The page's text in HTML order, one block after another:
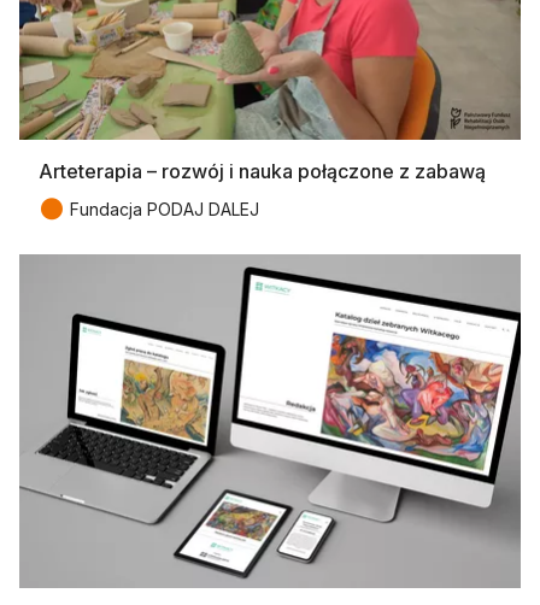
Arteterapia – rozwój i nauka połączone z zabawą
● Fundacja PODAJ DALEJ